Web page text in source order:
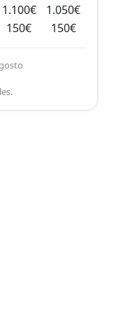
1.100€
1.050€
150€ 150€